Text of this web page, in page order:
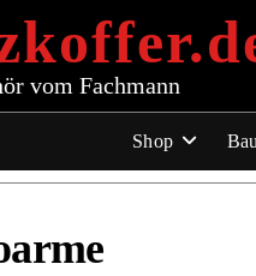
vom Fachmann
Shop